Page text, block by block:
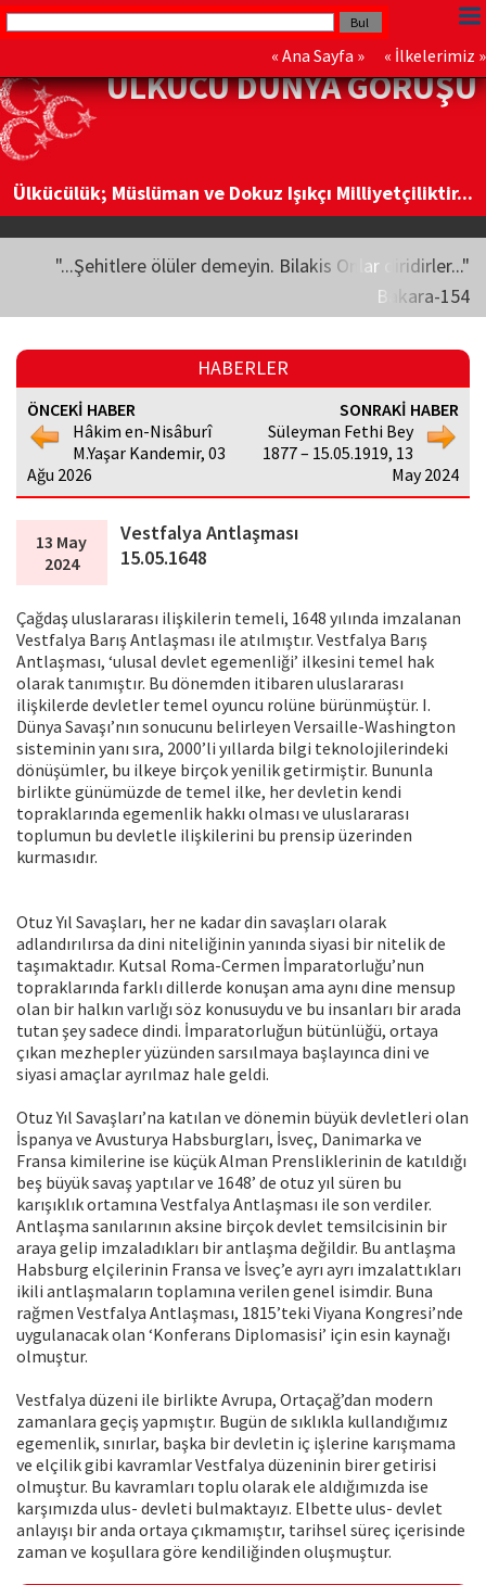
« Ana Sayfa » « İlkelerimiz »
ÜLKÜCÜ DÜNYA GÖRÜŞÜ
Ülkücülük; Müslüman ve Dokuz Işıkçı Milliyetçiliktir...
"...Şehitlere ölüler demeyin. Bilakis Onlar diridirler..."
Bakara-154
HABERLER
ÖNCEKİ HABER
Hâkim en-Nisâburî
M.Yaşar Kandemir, 03
Ağu 2026
SONRAKİ HABER
Süleyman Fethi Bey
1877 – 15.05.1919, 13
May 2024
13 May
2024
Vestfalya Antlaşması
15.05.1648
Çağdaş uluslararası ilişkilerin temeli, 1648 yılında imzalanan
Vestfalya Barış Antlaşması ile atılmıştır. Vestfalya Barış
Antlaşması, ‘ulusal devlet egemenliği’ ilkesini temel hak
olarak tanımıştır. Bu dönemden itibaren uluslararası
ilişkilerde devletler temel oyuncu rolüne bürünmüştür. I.
Dünya Savaşı’nın sonucunu belirleyen Versaille-Washington
sisteminin yanı sıra, 2000’li yıllarda bilgi teknolojilerindeki
dönüşümler, bu ilkeye birçok yenilik getirmiştir. Bununla
birlikte günümüzde de temel ilke, her devletin kendi
topraklarında egemenlik hakkı olması ve uluslararası
toplumun bu devletle ilişkilerini bu prensip üzerinden
kurmasıdır.
Otuz Yıl Savaşları, her ne kadar din savaşları olarak
adlandırılırsa da dini niteliğinin yanında siyasi bir nitelik de
taşımaktadır. Kutsal Roma-Cermen İmparatorluğu’nun
topraklarında farklı dillerde konuşan ama aynı dine mensup
olan bir halkın varlığı söz konusuydu ve bu insanları bir arada
tutan şey sadece dindi. İmparatorluğun bütünlüğü, ortaya
çıkan mezhepler yüzünden sarsılmaya başlayınca dini ve
siyasi amaçlar ayrılmaz hale geldi.
Otuz Yıl Savaşları’na katılan ve dönemin büyük devletleri olan
İspanya ve Avusturya Habsburgları, İsveç, Danimarka ve
Fransa kimilerine ise küçük Alman Prensliklerinin de katıldığı
beş büyük savaş yaptılar ve 1648’ de otuz yıl süren bu
karışıklık ortamına Vestfalya Antlaşması ile son verdiler.
Antlaşma sanılarının aksine birçok devlet temsilcisinin bir
araya gelip imzaladıkları bir antlaşma değildir. Bu antlaşma
Habsburg elçilerinin Fransa ve İsveç’e ayrı ayrı imzalattıkları
ikili antlaşmaların toplamına verilen genel isimdir. Buna
rağmen Vestfalya Antlaşması, 1815’teki Viyana Kongresi’nde
uygulanacak olan ‘Konferans Diplomasisi’ için esin kaynağı
olmuştur.
Vestfalya düzeni ile birlikte Avrupa, Ortaçağ’dan modern
zamanlara geçiş yapmıştır. Bugün de sıklıkla kullandığımız
egemenlik, sınırlar, başka bir devletin iç işlerine karışmama
ve elçilik gibi kavramlar Vestfalya düzeninin birer getirisi
olmuştur. Bu kavramları toplu olarak ele aldığımızda ise
karşımızda ulus- devleti bulmaktayız. Elbette ulus- devlet
anlayışı bir anda ortaya çıkmamıştır, tarihsel süreç içerisinde
zaman ve koşullara göre kendiliğinden oluşmuştur.